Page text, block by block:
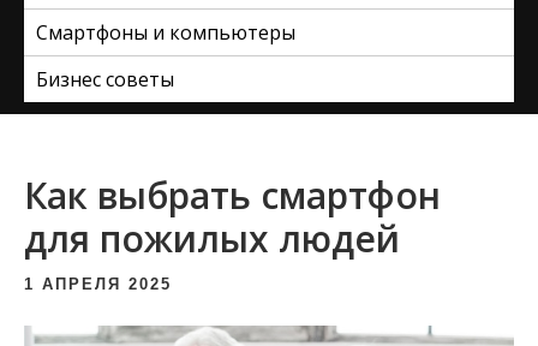
Смартфоны и компьютеры
Бизнес советы
Как выбрать смартфон
для пожилых людей
1 АПРЕЛЯ 2025